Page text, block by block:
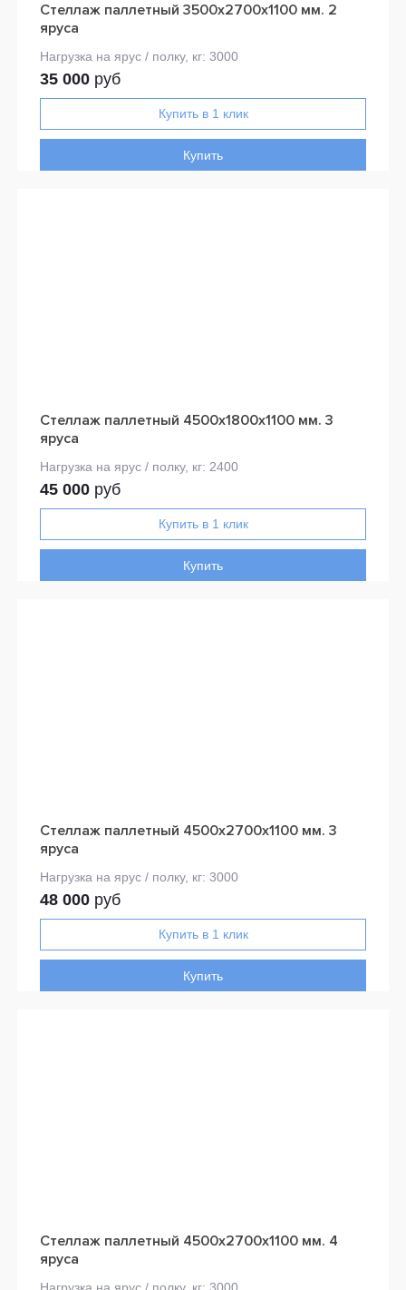
Стеллаж паллетный 3500х2700х1100 мм. 2
яруса
35 000 руб
Купить
Стеллаж паллетный 4500х1800х1100 мм. 3
яруса
45 000 руб
Купить
Стеллаж паллетный 4500х2700х1100 мм. 3
яруса
48 000 руб
Купить
Стеллаж паллетный 4500х2700х1100 мм. 4
яруса